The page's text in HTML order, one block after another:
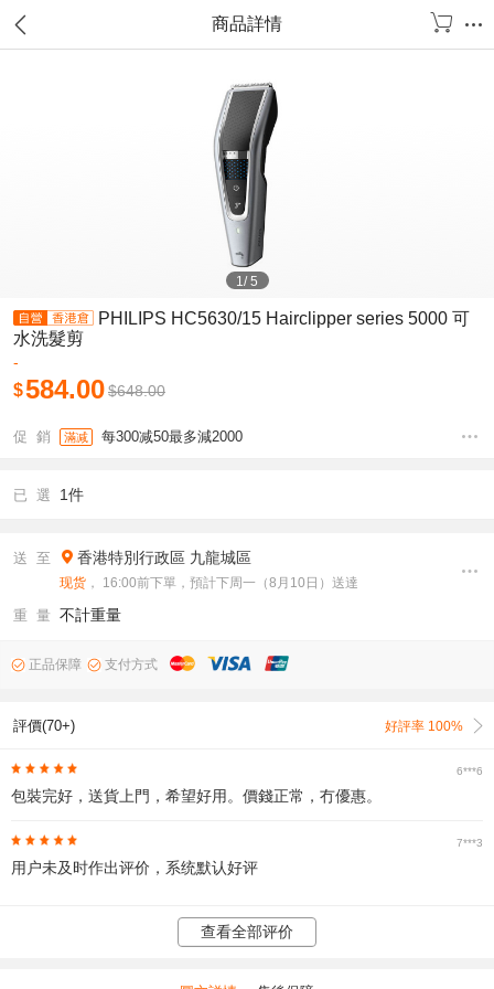
商品詳情
1/5
PHILIPS HC5630/15 Hairclipper series 5000 可
水洗髮剪
-
$584.00$648.00
促 銷 滿减 每300减50最多減2000
已 選 1件
送 至 香港特別行政區 九龍城區
现货 ， 16:00前下單，預計下周一（8月10日）送達
重 量 不計重量
正品保障 支付方式
評價(70+) 好評率 100%
6***6
包裝完好，送貨上門，希望好用。價錢正常，冇優惠。
7***3
用户未及时作出评价，系统默认好评
查看全部评价